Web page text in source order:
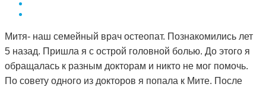
Митя- наш семейный врач остеопат. Познакомились лет
5 назад. Пришла я с острой головной болью. До этого я
обращалась к разным докторам и никто не мог помочь.
По совету одного из докторов я попала к Мите. После